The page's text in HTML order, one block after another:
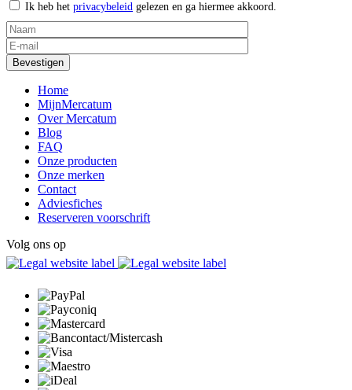
Ik heb het privacybeleid gelezen en ga hiermee akkoord.
Home
MijnMercatum
Over Mercatum
Blog
FAQ
Onze producten
Onze merken
Contact
Adviesfiches
Reserveren voorschrift
Volg ons op